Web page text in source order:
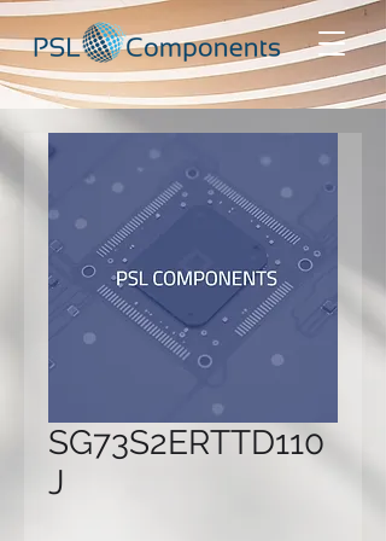
SG73S2ERTTD110
J